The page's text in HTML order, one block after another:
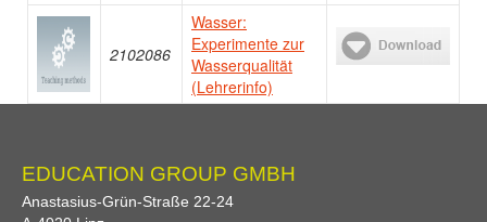
2102086
Wasser:
Experimente zur
Wasserqualität
(Lehrerinfo)
EDUCATION GROUP GMBH
Anastasius-Grün-Straße 22-24